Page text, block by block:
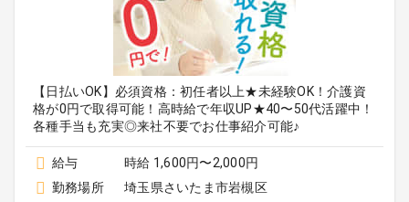
【日払いOK】必須資格：初任者以上★未経験OK！介護資
格が0円で取得可能！高時給で年収UP★40〜50代活躍中！
各種手当も充実◎来社不要でお仕事紹介可能♪
給与
時給 1,600円〜2,000円
勤務場所
埼玉県さいたま市岩槻区